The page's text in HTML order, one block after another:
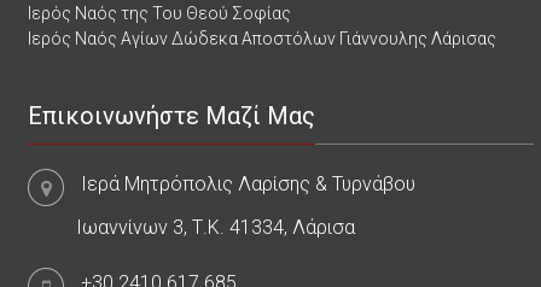
Ιερός Ναός της Του Θεού Σοφίας
Ιερός Ναός Αγίων Δώδεκα Αποστόλων Γιάννουλης Λάρισας
Επικοινωνήστε Μαζί Μας
Ιερά Μητρόπολις Λαρίσης & Τυρνάβου
Ιωαννίνων 3, Τ.Κ. 41334, Λάρισα